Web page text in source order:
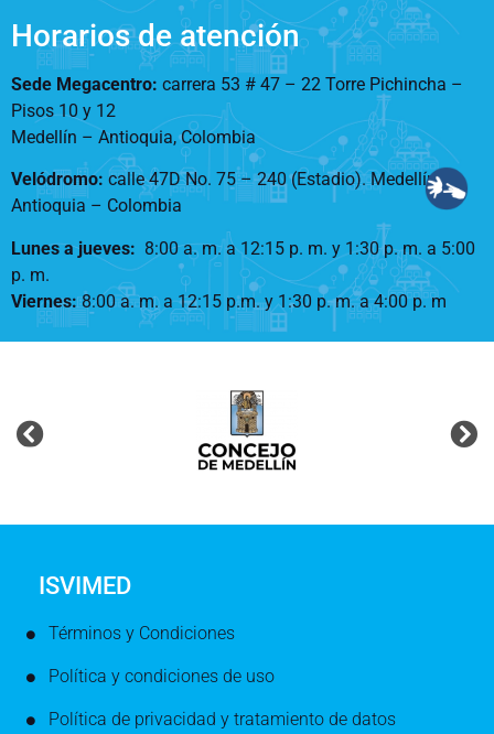
Horarios de atención
Sede Megacentro: carrera 53 # 47 – 22 Torre Pichincha –
Pisos 10 y 12
Medellín – Antioquia, Colombia
Velódromo: calle 47D No. 75 – 240 (Estadio). Medellín –
Antioquia – Colombia
Lunes a jueves: 8:00 a. m. a 12:15 p. m. y 1:30 p. m. a 5:00
p. m.
Viernes:8:00 a. m. a 12:15 p.m. y 1:30 p. m. a 4:00 p. m
ISVIMED
Términos y Condiciones
Política y condiciones de uso
Política de privacidad y tratamiento de datos